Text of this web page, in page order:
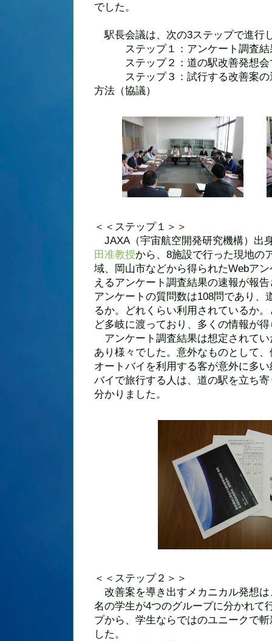
でした。
駅長会議は、次の3ステップで進行
ステップ１：アンケート調査結
ステップ２：道の駅改善発想会
ステップ３：試行する改善案の
方法（協議）
＜＜ステップ１＞＞
JAXA（宇宙航空開発研究機構）出
田准教授から、8施設で行った現地の
域、岡山市などから得られたWebア
えるアンケート調査結果の速報が報
アンケートの質問数は108問であり、
るか。どれくらい利用されているか
ど多岐に渡っており、多くの情報が
アンケート調査結果は想定されて
あり様々でした。意外なものとして
オートバイを利用する客が意外に多
バイで旅行する人は、道の駅を立ち
分かりました。
＜＜ステップ２＞＞
改善案を導き出すメカニカル発想
名の学生が4つのグループに分かれて
プから、学生ならではのユニークで
した。